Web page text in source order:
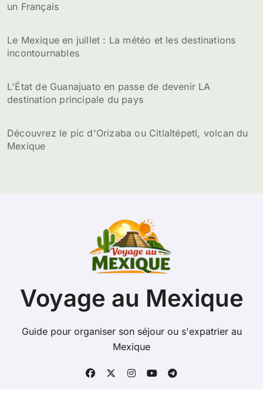
un Français
Le Mexique en juillet : La météo et les destinations
incontournables
L'État de Guanajuato en passe de devenir LA
destination principale du pays
Découvrez le pic d'Orizaba ou Citlaltépetl, volcan du
Mexique
Voyage au Mexique
Guide pour organiser son séjour ou s'expatrier au
Mexique